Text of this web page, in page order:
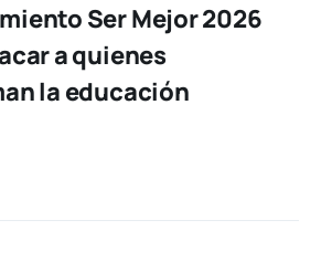
Ser Mejor 2026
a quienes
la educación